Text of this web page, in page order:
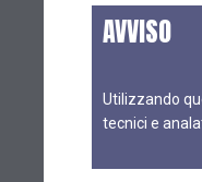
AVVISO
Utilizzando
tecnici e